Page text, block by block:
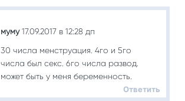
муму17.09.2017 в 12:28 дп
30 числа менструация. 4го и 5го
числа был секс. 6го числа развод.
может быть у меня беременность.
Ответить